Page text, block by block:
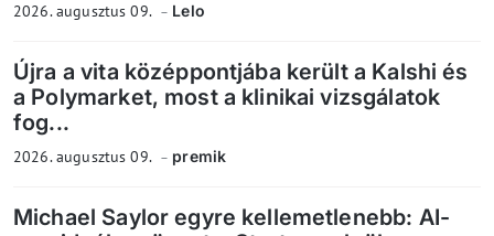
2026. augusztus 09. Lelo
Újra a vita középpontjába került a Kalshi és
a Polymarket, most a klinikai vizsgálatok
fog...
2026. augusztus 09. premik
Michael Saylor egyre kellemetlenebb: AI-